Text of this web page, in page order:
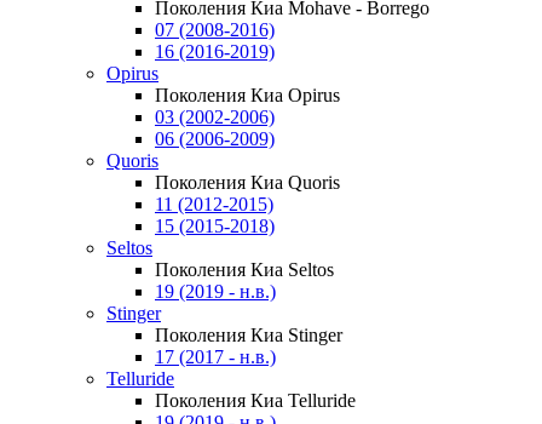
Поколения Киа Mohave - Borrego
07 (2008-2016)
16 (2016-2019)
Opirus
Поколения Киа Opirus
03 (2002-2006)
06 (2006-2009)
Quoris
Поколения Киа Quoris
11 (2012-2015)
15 (2015-2018)
Seltos
Поколения Киа Seltos
19 (2019 - н.в.)
Stinger
Поколения Киа Stinger
17 (2017 - н.в.)
Telluride
Поколения Киа Telluride